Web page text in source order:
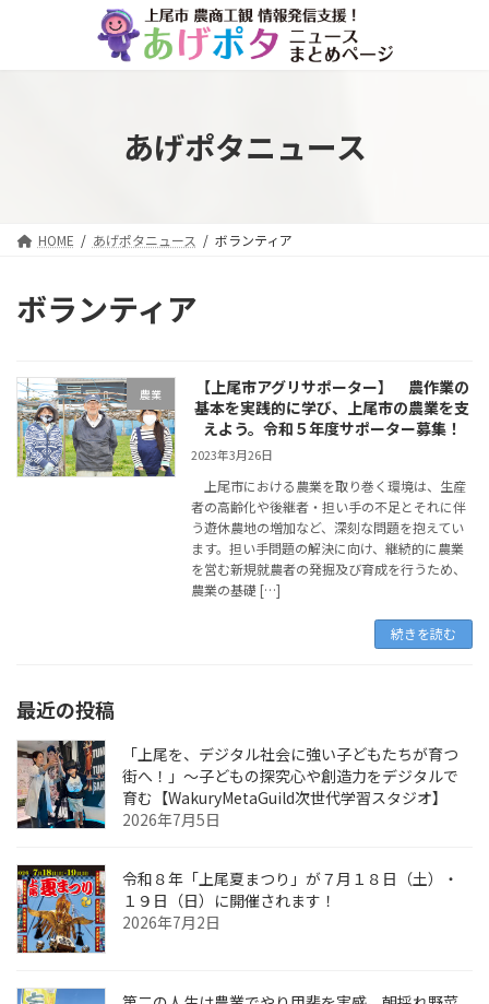
ン
ー
あげポタニュース
HOME あげポタニュース ボランティア
ボランティア
農業
【上尾市アグリサポーター】 農作業の
基本を実践的に学び、上尾市の農業を支
えよう。令和５年度サポーター募集！
2023年3月26日
上尾市における農業を取り巻く環境は、生産
者の高齢化や後継者・担い手の不足とそれに伴
う遊休農地の増加など、深刻な問題を抱えてい
ます。担い手問題の解決に向け、継続的に農業
を営む新規就農者の発掘及び育成を行うため、
農業の基礎 […]
続きを読む
最近の投稿
「上尾を、デジタル社会に強い子どもたちが育つ
街へ！」〜子どもの探究心や創造力をデジタルで
育む【WakuryMetaGuild次世代学習スタジオ】
2026年7月5日
令和８年「上尾夏まつり」が７月１８日（土）・
１９日（日）に開催されます！
2026年7月2日